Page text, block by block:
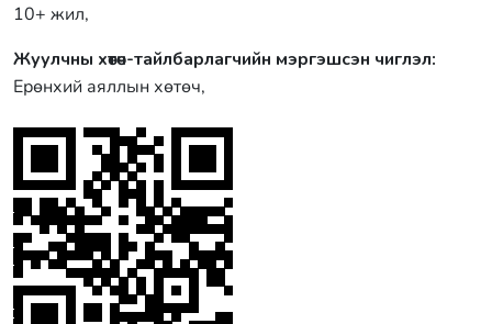
10+ жил,
Жуулчны хөтөч-тайлбарлагчийн мэргэшсэн чиглэл:
Ерөнхий аяллын хөтөч,